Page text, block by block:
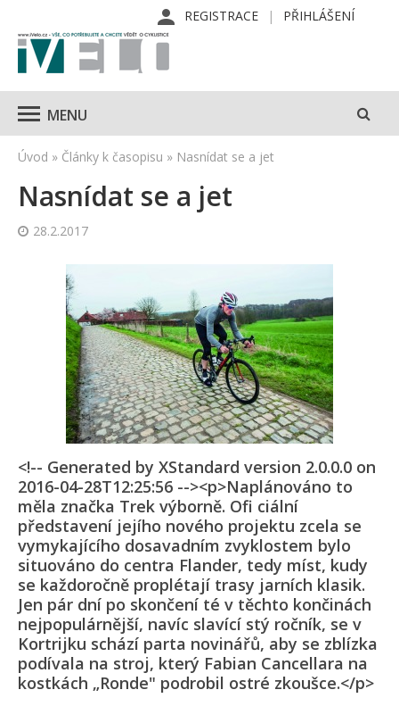
REGISTRACE PŘIHLÁŠENÍ
MENU
Úvod » Články k časopisu » Nasnídat se a jet
Nasnídat se a jet
28.2.2017
<!-- Generated by XStandard version 2.0.0.0 on
2016-04-28T12:25:56 --><p>Naplánováno to
měla značka Trek výborně. Ofi ciální
představení jejího nového projektu zcela se
vymykajícího dosavadním zvyklostem bylo
situováno do centra Flander, tedy míst, kudy
se každoročně proplétají trasy jarních klasik.
Jen pár dní po skončení té v těchto končinách
nejpopulárnější, navíc slavící stý ročník, se v
Kortrijku schází parta novinářů, aby se zblízka
podívala na stroj, který Fabian Cancellara na
kostkách „Ronde" podrobil ostré zkoušce.</p>